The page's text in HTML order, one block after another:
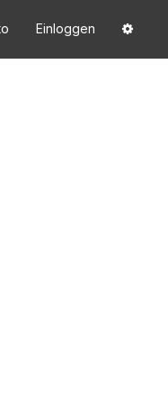
Einloggen